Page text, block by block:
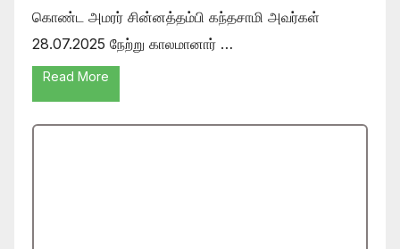
கொண்ட அமரர் சின்னத்தம்பி கந்தசாமி அவர்கள்
28.07.2025 நேற்று காலமானார் …
Read More